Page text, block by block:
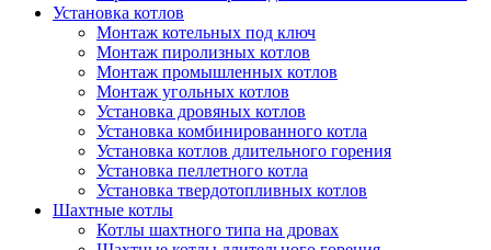
Установка котлов
Монтаж котельных под ключ
Монтаж пиролизных котлов
Монтаж промышленных котлов
Монтаж угольных котлов
Установка дровяных котлов
Установка комбинированного котла
Установка котлов длительного горения
Установка пеллетного котла
Установка твердотопливных котлов
Шахтные котлы
Котлы шахтного типа на дровах